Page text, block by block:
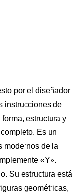
por el diseñador
instrucciones de
estructura y
Es un
modernos de la
«Y».
Su estructura está
geométricas,